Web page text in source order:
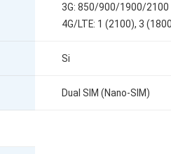
3G: 850/900/1900/2100
4G/LTE: 1 (2100), 3
Si
Dual SIM (Nano-SIM)